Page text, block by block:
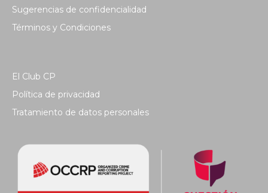
Sugerencias de confidencialidad
Términos y Condiciones
El Club CP
Política de privacidad
Tratamiento de datos personales